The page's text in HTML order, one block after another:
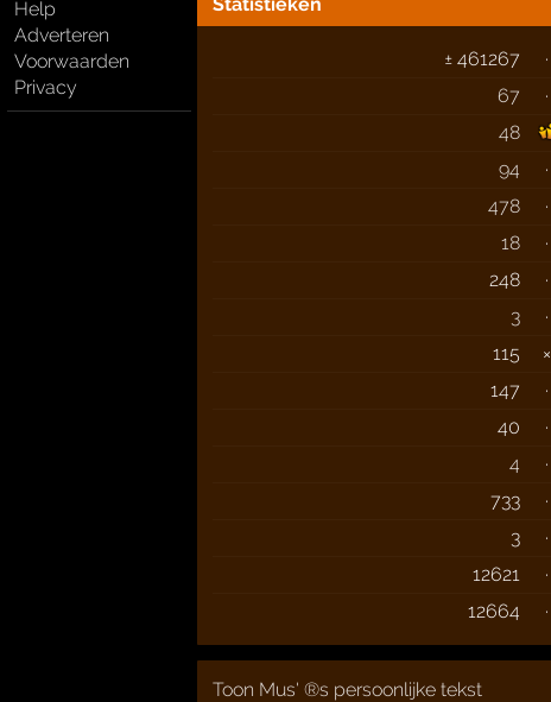
Help
Adverteren
Voorwaarden
Privacy
± 461267 ·
67
·
48
94
·
478
·
18
·
248
·
3
·
115
×
147
·
40
·
4
·
733
·
3 ·
12621 ·
12664
·
Toon Mus' ®s persoonlijke tekst